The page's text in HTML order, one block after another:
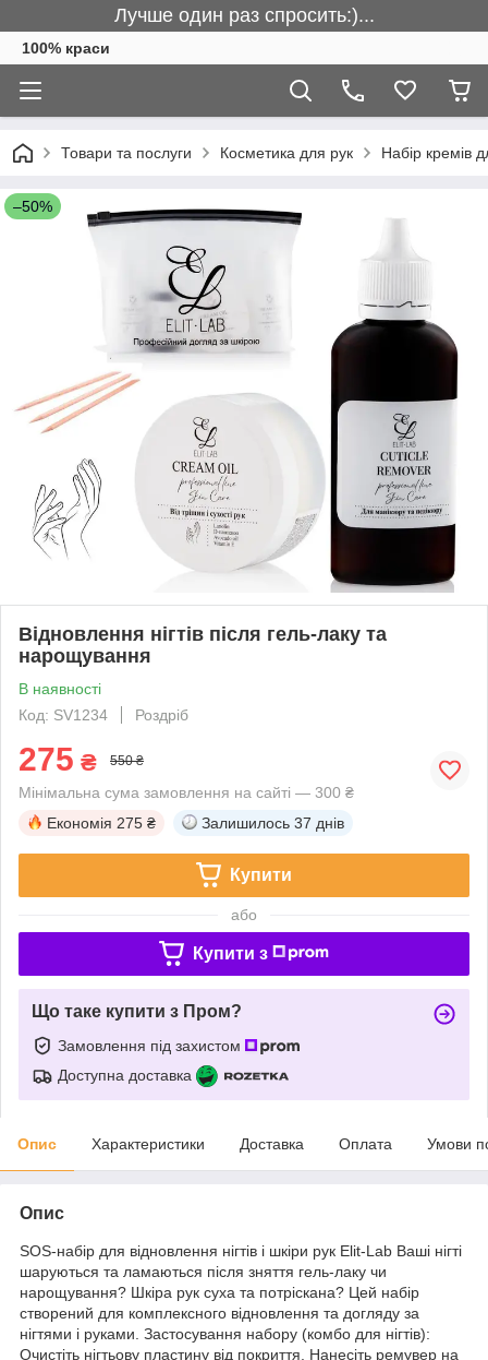
Лучше один раз спросить:)...
100% краси
Товари та послуги Косметика для рук Набір кремів
–50%
Відновлення нігтів після гель-лаку та
нарощування
В наявності
Код: SV1234
Роздріб
275 ₴ 550 ₴
Мінімальна сума замовлення на сайті — 300 ₴
Економія 275 ₴ Залишилось 37 днів
Купити
або
Купити з
Що таке купити з Пром?
Замовлення під захистом
Доступна доставка
Опис Характеристики Доставка Оплата Умови
Опис
SOS-набір для відновлення нігтів і шкіри рук Elit-Lab Ваші нігті
шаруються та ламаються після зняття гель-лаку чи
нарощування? Шкіра рук суха та потріскана? Цей набір
створений для комплексного відновлення та догляду за
нігтями і руками. Застосування набору (комбо для нігтів):
Очистіть нігтьову пластину від покриття. Нанесіть ремувер на